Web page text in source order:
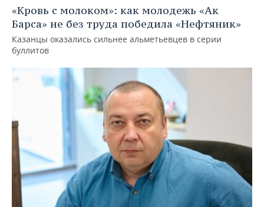
«Кровь с молоком»: как молодежь «Ак
Барса» не без труда победила «Нефтяник»
Казанцы оказались сильнее альметьевцев в серии
буллитов